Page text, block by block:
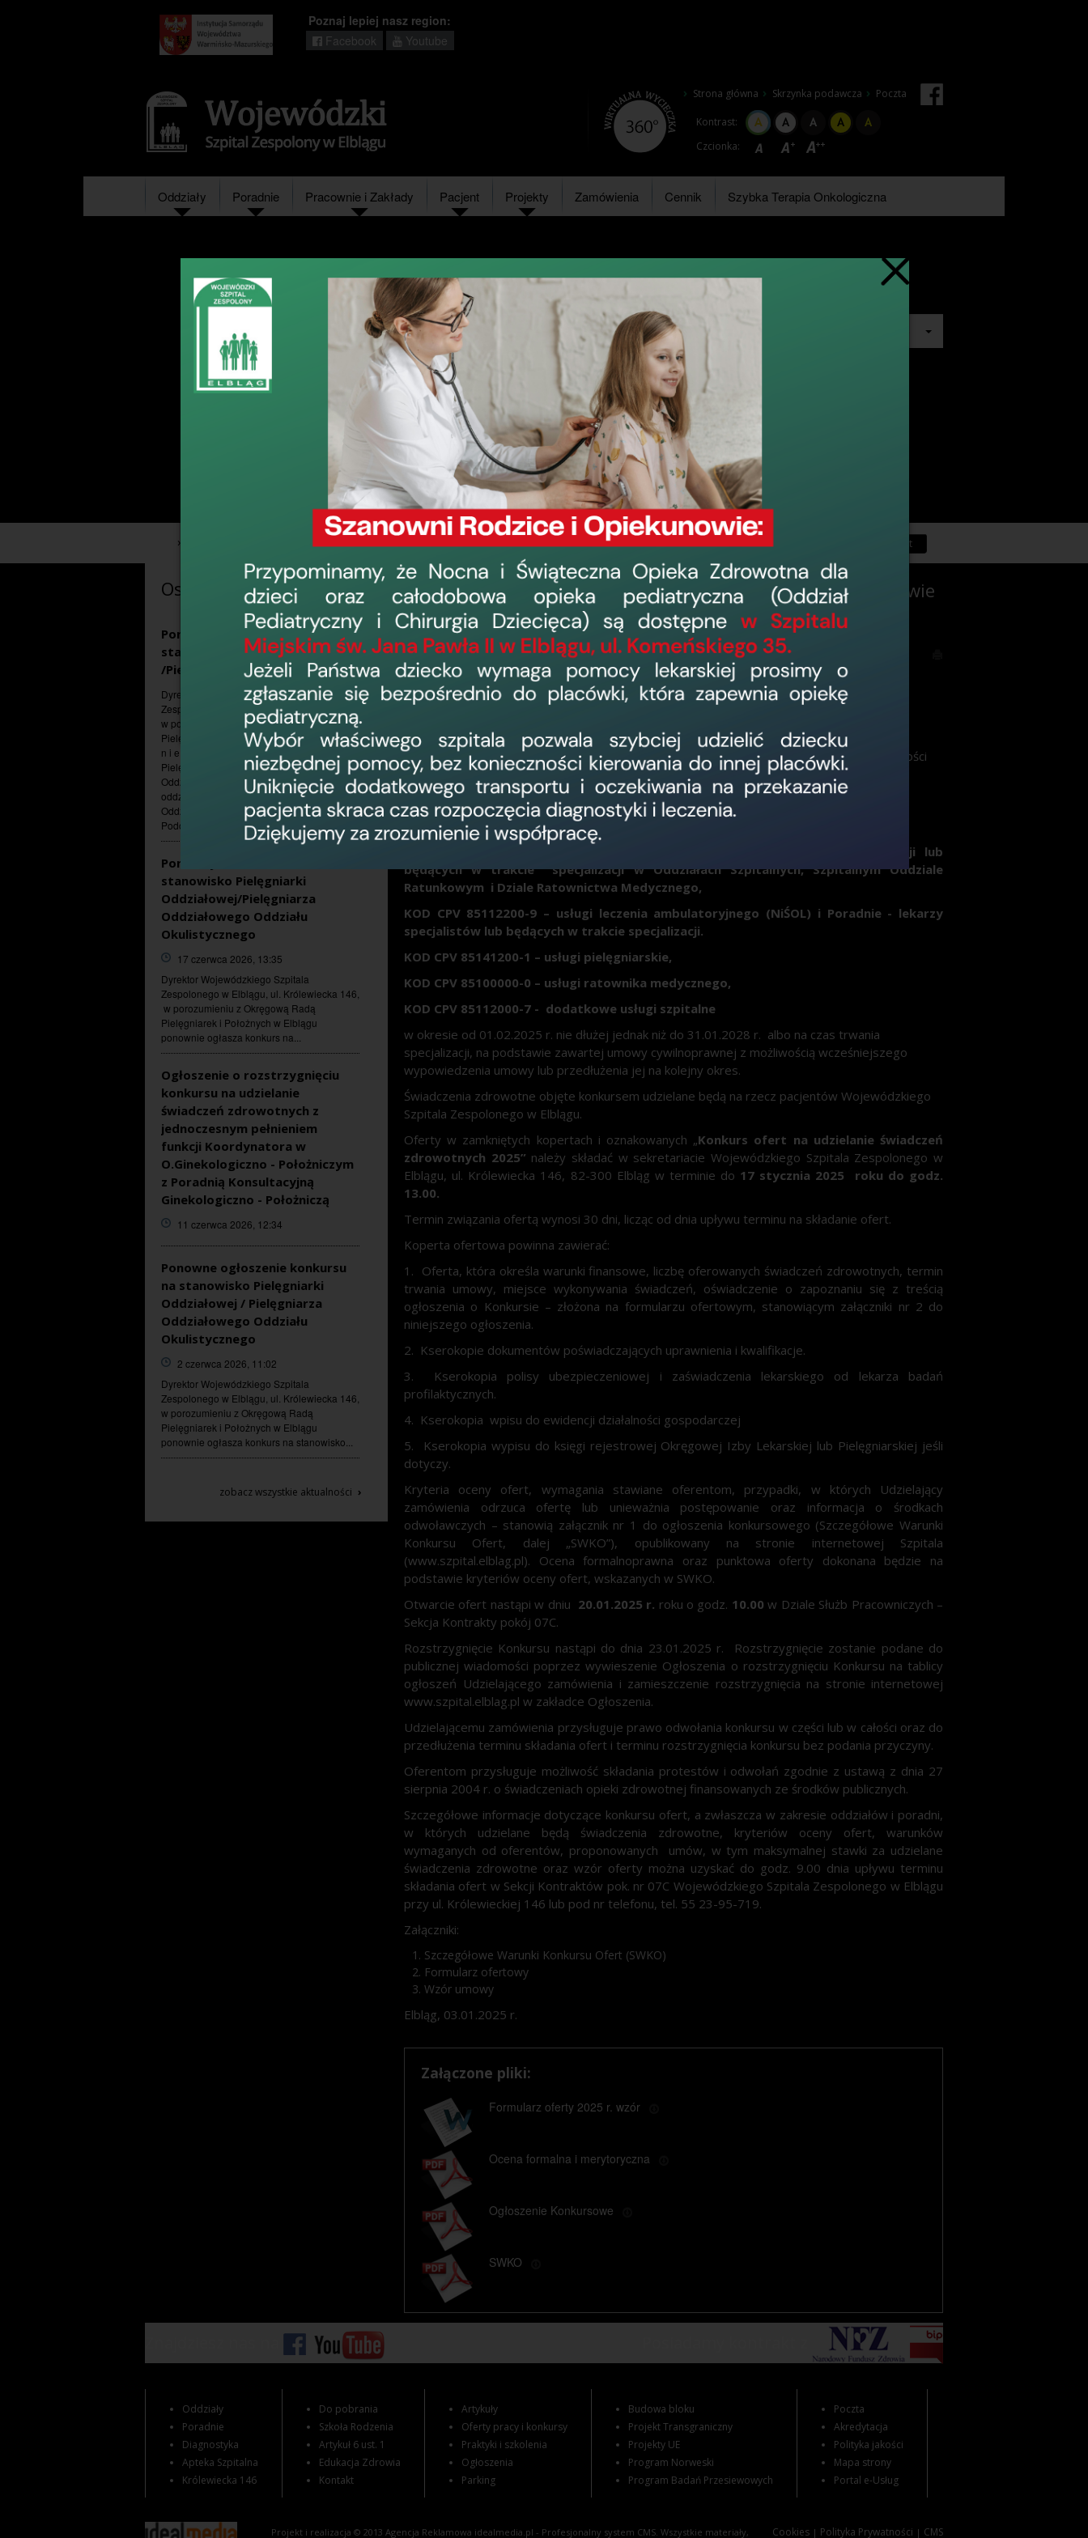
portal
informacyjny
Wrota
Warmii
Mazur
Poznaj lepiej nasz region:
Facebook
Youtube
Strona główna Skrzynka podawcza Poczta
Kontrast:
Czcionka:
Oddziały Poradnie Pracownie i Zakłady Pacjent Projekty Zamówienia Cennik Szybka Terapia Onkologiczna
› Powrót
Ostatnio dodane
Ponowne konkursy na
stanowiska Pielęgniarek
/Pielęgniarzy Oddziałowych
Dyrektor Wojewódzkiego Szpitala
Zespolonego w Elblągu, ul. Królewiecka 146,
w porozumieniu z Okręgową Radą
Pielęgniarek i Położnych w Elblągu p o n o w
n i e ogłasza konkurs na stanowisko
Pielęgniarki Oddziałowej /Pielęgniarza
Oddziałowego niżej wymienionych
oddziałów : 1. Oddziału Onkologicznego 2.
Oddziału Kardiologicznego z
Pododdziałem...
Ponowny konkurs na
stanowisko Pielęgniarki
Oddziałowej/Pielęgniarza
Oddziałowego Oddziału
Okulistycznego
17 czerwca 2026, 13:35
Dyrektor Wojewódzkiego Szpitala
Zespolonego w Elblągu, ul. Królewiecka 146,
w porozumieniu z Okręgową Radą
Pielęgniarek i Położnych w Elblągu
ponownie ogłasza konkurs na...
Ogłoszenie o rozstrzygnięciu
konkursu na udzielanie
świadczeń zdrowotnych z
jednoczesnym pełnieniem
funkcji Koordynatora w
O.Ginekologiczno - Położniczym
z Poradnią Konsultacyjną
Ginekologiczno - Położniczą
11 czerwca 2026, 12:34
Ponowne ogłoszenie konkursu
na stanowisko Pielęgniarki
Oddziałowej / Pielęgniarza
Oddziałowego Oddziału
Okulistycznego
2 czerwca 2026, 11:02
Dyrektor Wojewódzkiego Szpitala
Zespolonego w Elblągu, ul. Królewiecka 146,
w porozumieniu z Okręgową Radą
Pielęgniarek i Położnych w Elblągu
ponownie ogłasza konkurs na stanowisko...
zobacz wszystkie aktualności ›
WSZ w Elblągu przy ul. Królewieckiej 146 działając na podstawie
przepisów art.26-27 Ustawy z dnia 15 kwietnia 2011r o
działalności leczniczej ogłasza konkurs ofert
› data dodania: 7 stycznia 2025, 14:06 odsłon: 1840
Wojewódzki Szpital Zespolony
z siedzibą w Elblągu przy ul. Królewieckiej 146
działając na podstawie przepisów art.26-27 Ustawy z dnia 15 kwietnia 2011r o działalności
leczniczej
ogłasza konkurs ofert
obejmujący zamówienie na udzielanie świadczeń zdrowotnych w zakresie:
KOD CPV 85121100-4 – ogólne usługi lekarzy specjalistów i bez specjalizacji lub
będących w trakcie specjalizacji w Oddziałach Szpitalnych, Szpitalnym Oddziale
Ratunkowym i Dziale Ratownictwa Medycznego,
KOD CPV 85112200-9 – usługi leczenia ambulatoryjnego (NiŚOL) i Poradnie - lekarzy
specjalistów lub będących w trakcie specjalizacji.
KOD CPV 85141200-1 – usługi pielęgniarskie,
KOD CPV 85100000-0 – usługi ratownika medycznego,
KOD CPV 85112000-7 - dodatkowe usługi szpitalne
w okresie od 01.02.2025 r. nie dłużej jednak niż do 31.01.2028 r. albo na czas trwania
specjalizacji, na podstawie zawartej umowy cywilnoprawnej z możliwością wcześniejszego
wypowiedzenia umowy lub przedłużenia jej na kolejny okres.
Świadczenia zdrowotne objęte konkursem udzielane będą na rzecz pacjentów Wojewódzkiego
Szpitala Zespolonego w Elblągu.
Oferty w zamkniętych kopertach i oznakowanych „Konkurs ofert na udzielanie świadczeń
zdrowotnych 2025” należy składać w sekretariacie Wojewódzkiego Szpitala Zespolonego w
Elblągu, ul. Królewiecka 146, 82-300 Elbląg w terminie do 17 stycznia 2025
roku do godz.
13.00.
Termin związania ofertą wynosi 30 dni, licząc od dnia upływu terminu na składanie ofert.
Koperta ofertowa powinna zawierać:
1. Oferta, która określa warunki finansowe, liczbę oferowanych świadczeń zdrowotnych, termin
trwania umowy, miejsce wykonywania świadczeń, oświadczenie o zapoznaniu się z treścią
ogłoszenia o Konkursie – złożona na formularzu ofertowym, stanowiącym załączniki nr 2 do
niniejszego ogłoszenia.
2. Kserokopie dokumentów poświadczających uprawnienia i kwalifikacje.
3. Kserokopia polisy ubezpieczeniowej i zaświadczenia lekarskiego od lekarza badań
profilaktycznych.
4. Kserokopia wpisu do ewidencji działalności gospodarczej
5. Kserokopia wypisu do księgi rejestrowej Okręgowej Izby Lekarskiej lub Pielęgniarskiej jeśli
dotyczy.
Kryteria oceny ofert, wymagania stawiane oferentom, przypadki, w których Udzielający
zamówienia odrzuca ofertę lub unieważnia postępowanie oraz informacja o środkach
odwoławczych – stanowią załącznik nr 1 do ogłoszenia konkursowego (Szczegółowe Warunki
Konkursu Ofert, dalej „SWKO”), opublikowany na stronie internetowej Szpitala
(www.szpital.elblag.pl). Ocena formalnoprawna oraz punktowa oferty dokonana będzie na
podstawie kryteriów oceny ofert, wskazanych w SWKO.
Otwarcie ofert nastąpi w dniu 20.01.2025 r. roku o godz. 10.00 w Dziale Służb Pracowniczych –
Sekcja Kontrakty pokój 07C.
Rozstrzygnięcie Konkursu nastąpi do dnia 23.01.2025 r. Rozstrzygnięcie zostanie podane do
publicznej wiadomości poprzez wywieszenie Ogłoszenia o rozstrzygnięciu Konkursu na tablicy
ogłoszeń Udzielającego zamówienia i zamieszczenie rozstrzygnięcia na stronie internetowej
www.szpital.elblag.pl w zakładce Ogłoszenia.
Udzielającemu zamówienia przysługuje prawo odwołania konkursu w części lub w całości oraz do
przedłużenia terminu składania ofert i terminu rozstrzygnięcia konkursu bez podania przyczyny.
Oferentom przysługuje możliwość składania protestów i odwołań zgodnie z ustawą z dnia 27
sierpnia 2004 r. o świadczeniach opieki zdrowotnej finansowanych ze środków publicznych.
Szczegółowe informacje dotyczące konkursu ofert, a zwłaszcza w zakresie oddziałów i poradni,
w których udzielane będą świadczenia zdrowotne, kryteriów oceny ofert, warunków
wymaganych od oferentów, proponowanych umów, w tym maksymalnej stawki za udzielane
świadczenia zdrowotne oraz wzór oferty można uzyskać do godz. 9.00 dnia upływu terminu
składania ofert w Sekcji Kontraktów pok. nr 07C Wojewódzkiego Szpitala Zespolonego w Elblągu
przy ul. Królewieckiej 146 lub pod nr telefonu, tel. 55 23-95-719.
Załączniki:
Szczegółowe Warunki Konkursu Ofert (SWKO)
Formularz ofertowy
Wzór umowy
Elbląg, 03.01.2025 r.
Załączone pliki:
Formularz oferty 2025 r. wzór
Ocena formalna i merytoryczna
Ogłoszenie Konkursowe
SWKO
Oddziały
Poradnie
Diagnostyka
Apteka Szpitalna
Królewiecka 146
Do pobrania
Szkoła Rodzenia
Artykuł 6 ust. 1
Edukacja Zdrowia
Kontakt
Artykuły
Oferty pracy i konkursy
Praktyki i szkolenia
Ogłoszenia
Parking
Budowa bloku
Projekt Transgraniczny
Projekty UE
Program Norweski
Program Badań Przesiewowych
Poczta
Akredytacja
Polityka jakości
Mapa strony
Portal e-Usług
Projekt i realizacja © 2013 Agencja Reklamowa idealmedia.pl - Profesjonalny system CMS. Wszystkie materiały, Cookies | Polityka Prywatności | CMS